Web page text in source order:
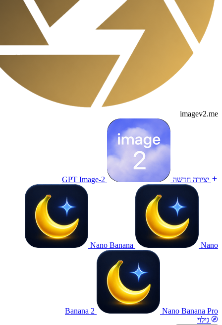
imagev2.me
יצירה חדשה GPT Image-2
Nano Banana Nano
Banana 2
Nano Banana Pro
גילוי